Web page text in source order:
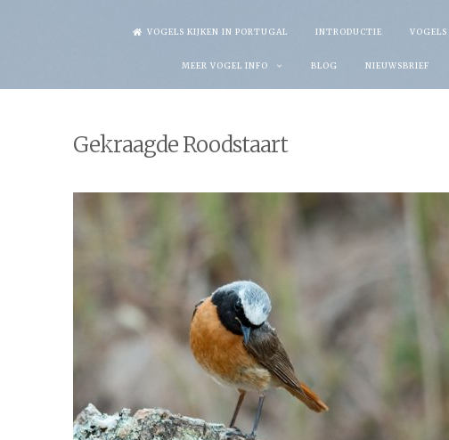
VOGELS KIJKEN IN PORTUGAL INTRODUCTIE VOGELS
MEER VOGEL INFO BLOG NIEUWSBRIEF
Gekraagde Roodstaart